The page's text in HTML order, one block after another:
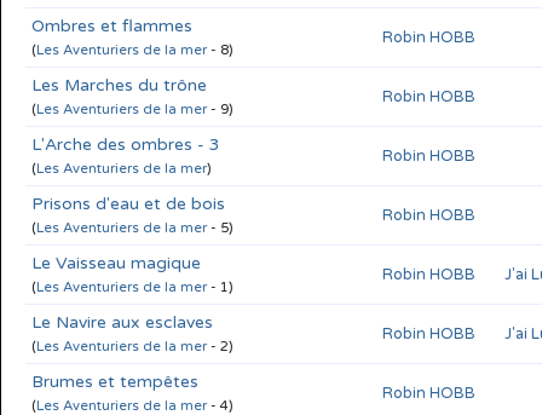
Ombres et flammes
(Les Aventuriers de la mer- 8)
Robin HOBB
Les Marches du trône
(Les Aventuriers de la mer- 9)
Robin HOBB
L'Arche des ombres - 3
(Les Aventuriers de la mer)
Robin HOBB
Prisons d'eau et de bois
(Les Aventuriers de la mer- 5)
Robin HOBB
Le Vaisseau magique
(Les Aventuriers de la mer- 1)
Robin HOBB J'ai
Le Navire aux esclaves
(Les Aventuriers de la mer- 2)
Robin HOBB J'ai
Brumes et tempêtes
(Les Aventuriers de la mer- 4)
Robin HOBB